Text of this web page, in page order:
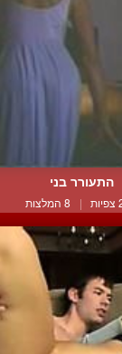
התעורר בני
| 8 המלצות